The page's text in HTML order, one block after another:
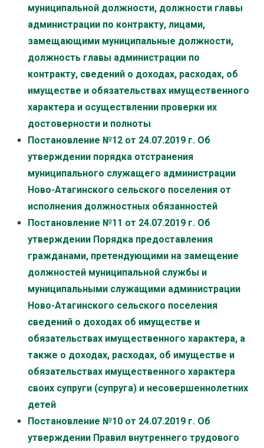
муниципальной должности, должности главы
администрации по контракту, лицами,
замещающими муниципальные должности,
должность главы администрации по
контракту, сведений о доходах, расходах, об
имуществе и обязательствах имущественного
характера и осуществлении проверки их
достоверности и полноты
Постановление №12 от 24.07.2019 г. Об
утверждении порядка отстранения
муниципального служащего администрации
Ново-Атагинского сельского поселения от
исполнения должностных обязанностей
Постановление №11 от 24.07.2019 г. Об
утверждении Порядка предоставления
гражданами, претендующими на замещение
должностей муниципальной службы и
муниципальными служащими администрации
Ново-Атагинского сельского поселения
сведений о доходах об имуществе и
обязательствах имущественного характера, а
также о доходах, расходах, об имуществе и
обязательствах имущественного характера
своих супруги (супруга) и несовершеннолетних
детей
Постановление №10 от 24.07.2019 г. Об
утверждении Правил внутреннего трудового